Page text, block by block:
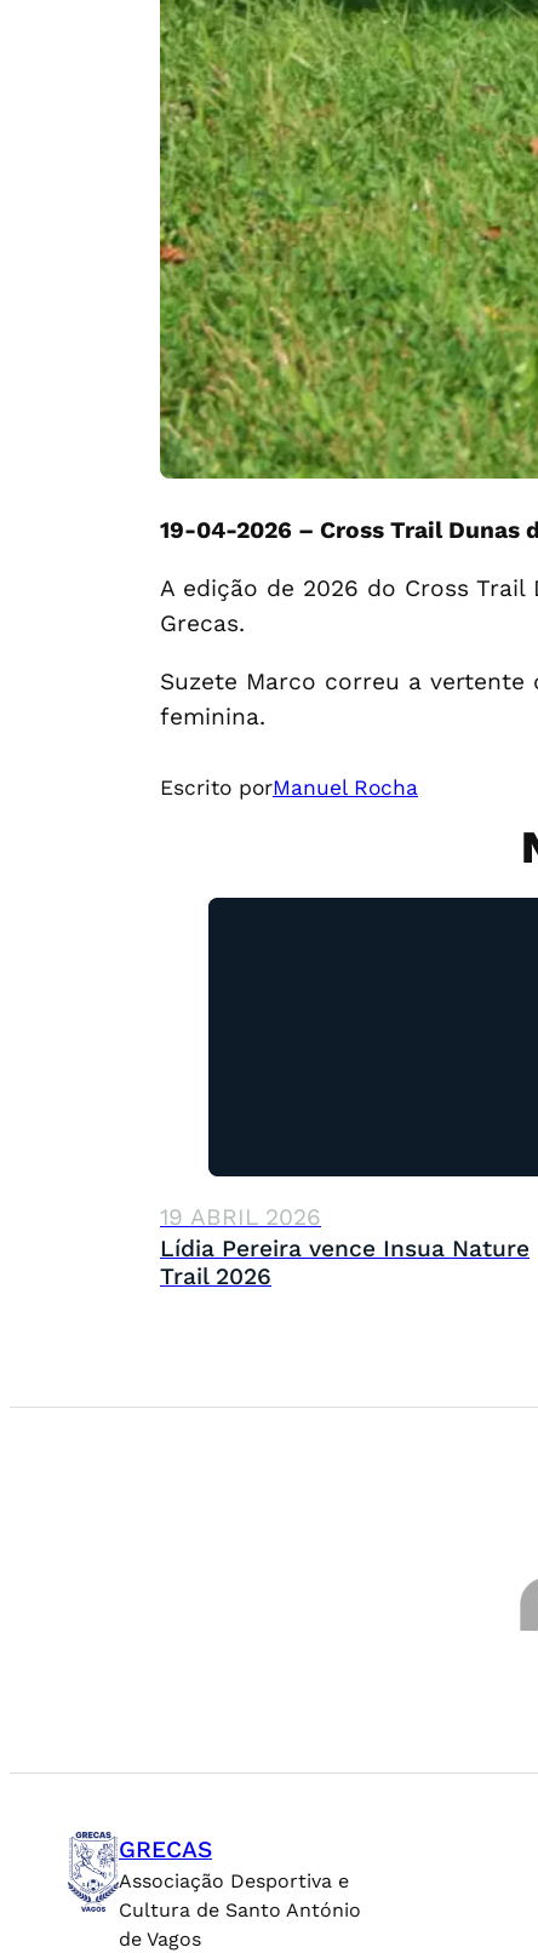
19-04-2026 – Cross Trail Dunas
A edição de 2026 do Cross
Grecas.
Suzete Marco correu a vertente
feminina.
Escrito porManuel Rocha
19 ABRIL 2026
Lídia Pereira vence Insua Nature
Trail 2026
GRECAS
Associação Desportiva e
Cultura de Santo António
de Vagos